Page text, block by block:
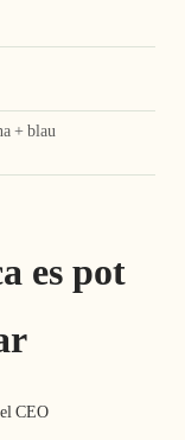
+ blau
es pot